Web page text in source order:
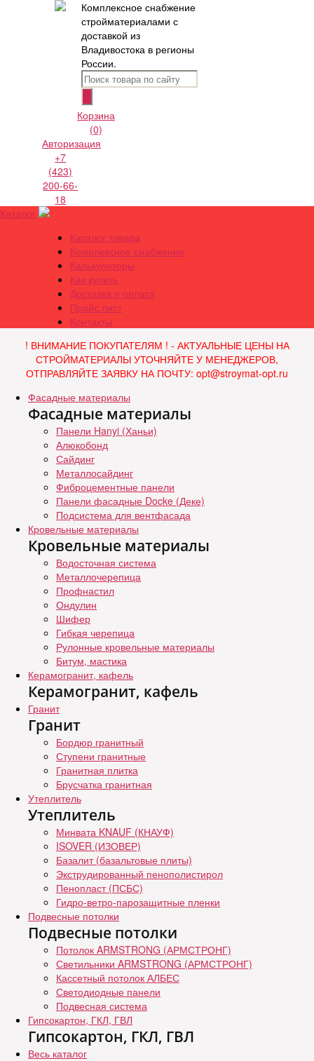
Комплексное снабжение
стройматериалами с
доставкой из
Владивостока в регионы
России.
Корзина
(0)
Авторизация
+7
(423)
200-66-
18
Каталог
Каталог товара
Комплексное снабжение
Калькуляторы
Как купить
Доставка и оплата
Прайс лист
Контакты
! ВНИМАНИЕ ПОКУПАТЕЛЯМ ! - АКТУАЛЬНЫЕ ЦЕНЫ НА
СТРОЙМАТЕРИАЛЫ УТОЧНЯЙТЕ У МЕНЕДЖЕРОВ,
ОТПРАВЛЯЙТЕ ЗАЯВКУ НА ПОЧТУ: opt@stroymat-opt.ru
Фасадные материалы
Фасадные материалы
Панели Hanyi (Ханьи)
Алюкобонд
Сайдинг
Металлосайдинг
Фиброцементные панели
Панели фасадные Docke (Деке)
Подсистема для вентфасада
Кровельные материалы
Кровельные материалы
Водосточная система
Металлочерепица
Профнастил
Ондулин
Шифер
Гибкая черепица
Рулонные кровельные материалы
Битум, мастика
Керамогранит, кафель
Керамогранит, кафель
Гранит
Гранит
Бордюр гранитный
Ступени гранитные
Гранитная плитка
Брусчатка гранитная
Утеплитель
Утеплитель
Минвата KNAUF (КНАУФ)
ISOVER (ИЗОВЕР)
Базалит (базальтовые плиты)
Экструдированный пенополистирол
Пенопласт (ПСБС)
Гидро-ветро-парозащитные пленки
Подвесные потолки
Подвесные потолки
Потолок ARMSTRONG (АРМСТРОНГ)
Светильники ARMSTRONG (АРМСТРОНГ)
Кассетный потолок АЛБЕС
Светодиодные панели
Подвесная система
Гипсокартон, ГКЛ, ГВЛ
Гипсокартон, ГКЛ, ГВЛ
Весь каталог